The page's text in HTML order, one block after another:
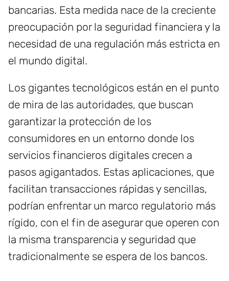
bancarias. Esta medida nace de la creciente
preocupación por la seguridad financiera y la
necesidad de una regulación más estricta en
el mundo digital.
Los gigantes tecnológicos están en el punto
de mira de las autoridades, que buscan
garantizar la protección de los
consumidores en un entorno donde los
servicios financieros digitales crecen a
pasos agigantados. Estas aplicaciones, que
facilitan transacciones rápidas y sencillas,
podrían enfrentar un marco regulatorio más
rígido, con el fin de asegurar que operen con
la misma transparencia y seguridad que
tradicionalmente se espera de los bancos.